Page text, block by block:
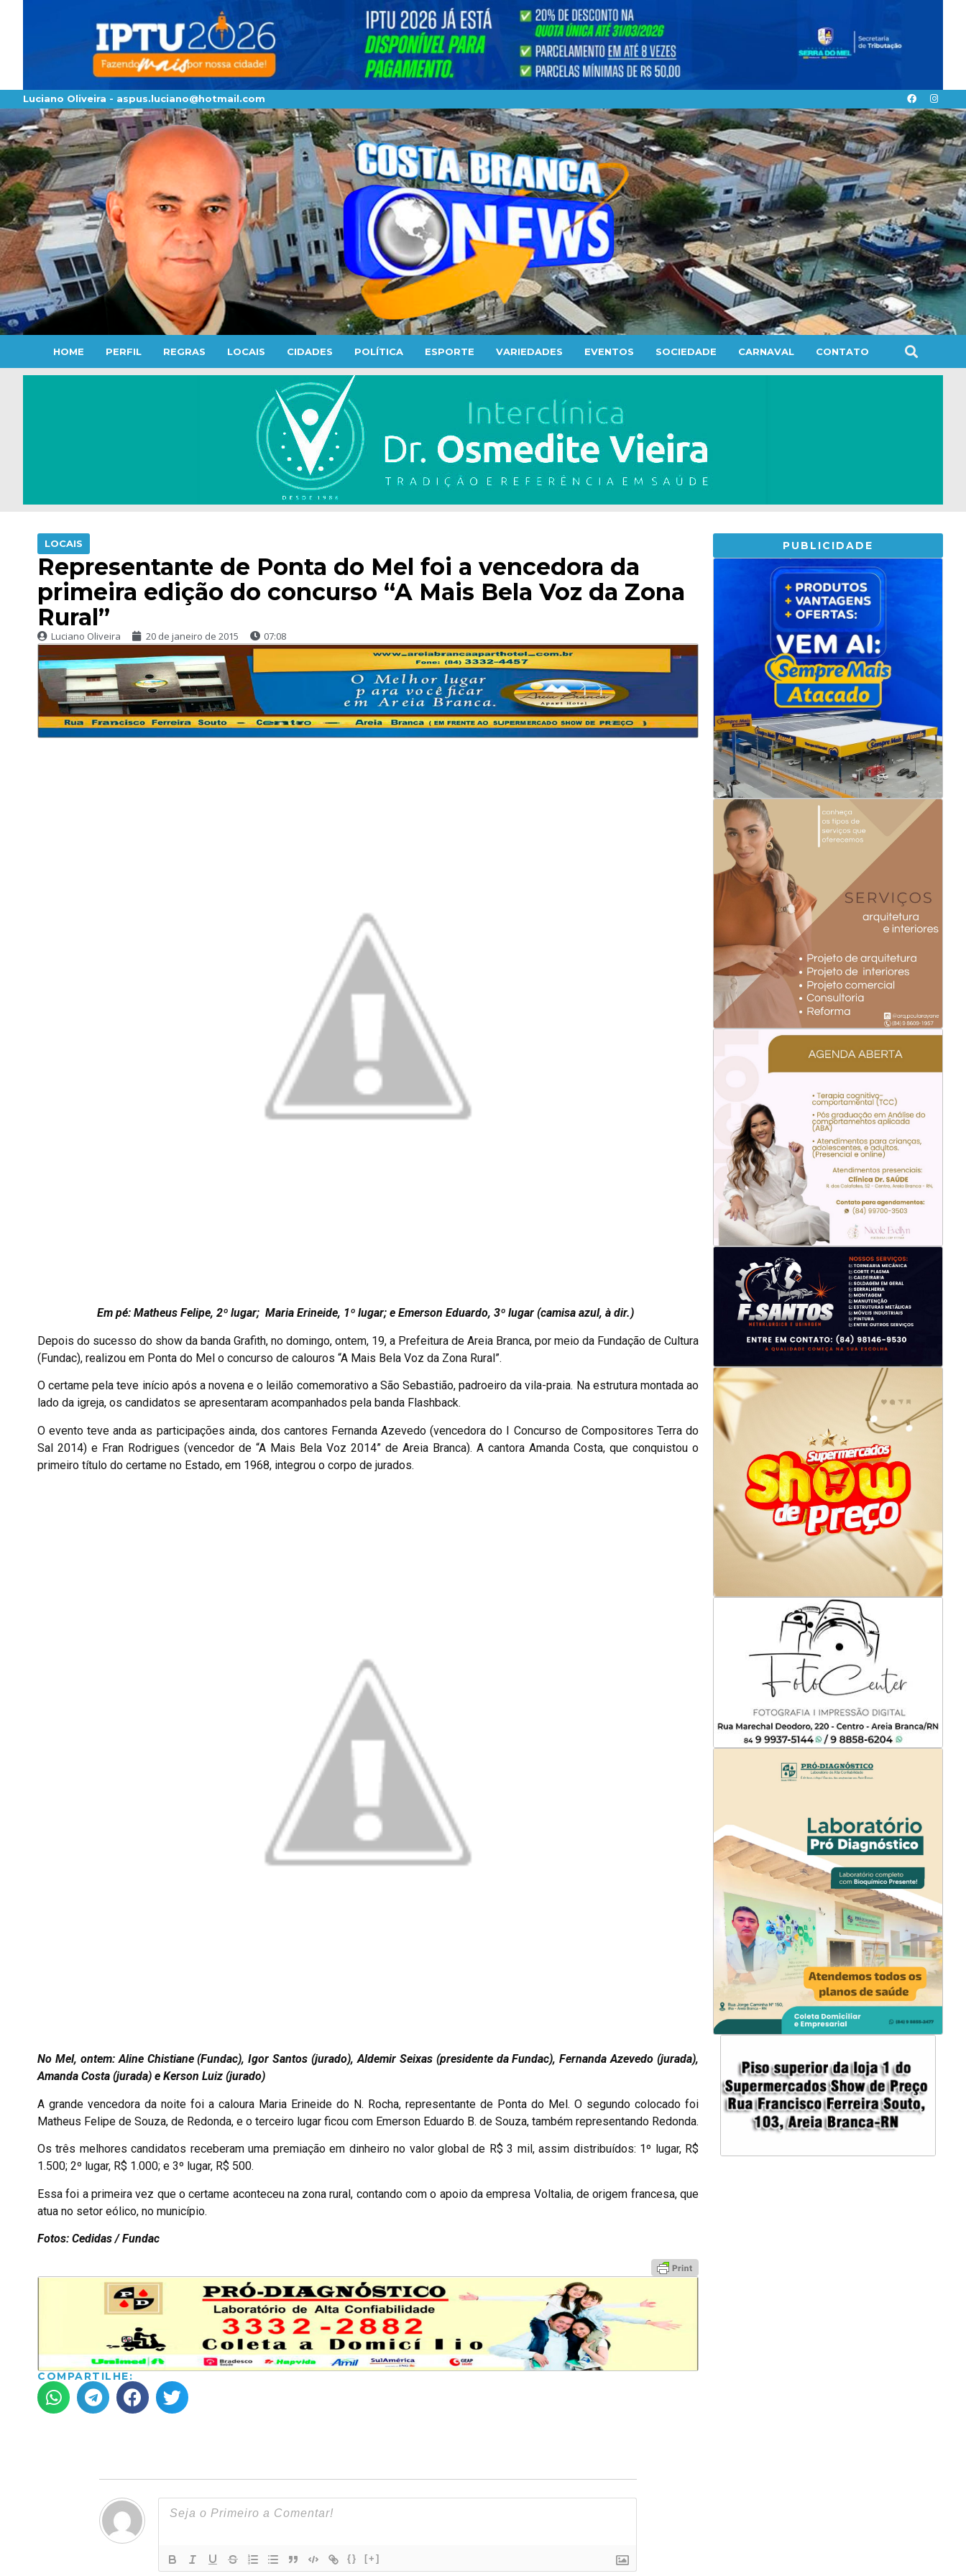
Luciano Oliveira - aspus.luciano@hotmail.com
HOME PERFIL REGRAS LOCAIS CIDADES POLÍTICA ESPORTE VARIEDADES EVENTOS SOCIEDADE CARNAVAL CONTATO
LOCAIS
Representante de Ponta do Mel foi a vencedora da
primeira edição do concurso “A Mais Bela Voz da Zona
Rural”
Luciano Oliveira 20 de janeiro de 2015 07:08
Em pé: Matheus Felipe, 2º lugar; Maria Erineide, 1º lugar; e Emerson Eduardo, 3º lugar (camisa azul, à dir.)
Depois do sucesso do show da banda Grafith, no domingo, ontem, 19, a Prefeitura de Areia Branca, por meio da Fundação de Cultura
(Fundac), realizou em Ponta do Mel o concurso de calouros “A Mais Bela Voz da Zona Rural”.
O certame pela teve início após a novena e o leilão comemorativo a São Sebastião, padroeiro da vila-praia. Na estrutura montada ao
lado da igreja, os candidatos se apresentaram acompanhados pela banda Flashback.
O evento teve anda as participações ainda, dos cantores Fernanda Azevedo (vencedora do I Concurso de Compositores Terra do
Sal 2014) e Fran Rodrigues (vencedor de “A Mais Bela Voz 2014” de Areia Branca). A cantora Amanda Costa, que conquistou o
primeiro título do certame no Estado, em 1968, integrou o corpo de jurados.
No Mel, ontem: Aline Chistiane (Fundac), Igor Santos (jurado), Aldemir Seixas (presidente da Fundac), Fernanda Azevedo (jurada),
Amanda Costa (jurada) e Kerson Luiz (jurado)
A grande vencedora da noite foi a caloura Maria Erineide do N. Rocha, representante de Ponta do Mel. O segundo colocado foi
Matheus Felipe de Souza, de Redonda, e o terceiro lugar ficou com Emerson Eduardo B. de Souza, também representando Redonda.
Os três melhores candidatos receberam uma premiação em dinheiro no valor global de R$ 3 mil, assim distribuídos: 1º lugar, R$
1.500; 2º lugar, R$ 1.000; e 3º lugar, R$ 500.
Essa foi a primeira vez que o certame aconteceu na zona rural, contando com o apoio da empresa Voltalia, de origem francesa, que
atua no setor eólico, no município.
Fotos: Cedidas / Fundac
COMPARTILHE:
{} [+]
PUBLICIDADE